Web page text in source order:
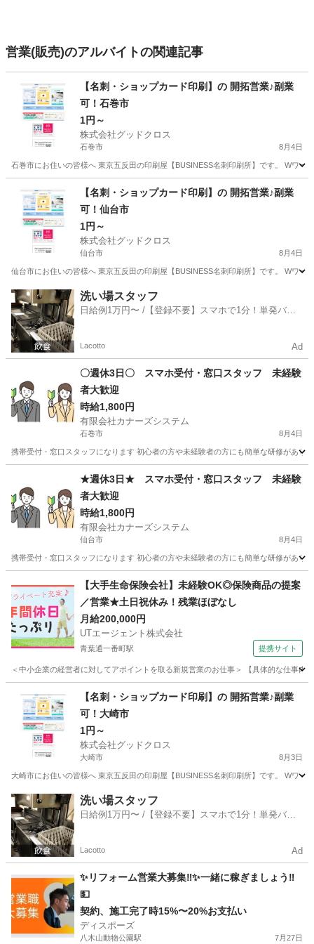
営業(販売)のアルバイトの関連記事
【名刺・ショップカード印刷】の 開拓営業♪副業
可！石巻市
1円～
株式会社グッドクロス
石巻市 8月4日
石巻市にお住いの皆様へ 東京五反田の印刷屋【BUSINESS名刺印刷所】です。 Wワ
営業
【名刺・ショップカード印刷】の 開拓営業♪副業
可！仙台市
1円～
株式会社グッドクロス
仙台市 8月4日
仙台市にお住いの皆様へ 東京五反田の印刷屋【BUSINESS名刺印刷所】です。 Wワ
宮城 仙台市 営業 スタッフ
洗い場スタッフ
日給例1万円〜 /【登録不要】スマホで1分！単発バイ
Lacotto Ad
〇週休3日〇 スマホ受付・窓口スタッフ 未経験
者大歓迎
時給1,800円
有限会社カナーズシステム
石巻市 8月4日
携帯受付・窓口スタッフになります 初心者の方や未経験者の方にも簡単な研修があ
携帯ショップ スタッフ
★週休3日★ スマホ受付・窓口スタッフ 未経験
者大歓迎
時給1,800円
有限会社カナーズシステム
仙台市 8月4日
携帯受付・窓口スタッフになります 初心者の方や未経験者の方にも簡単な研修があ
携帯ショップ スタッフ
【大手生命保険会社】未経験OK◎保険商品の提案
／営業★土日祝休み！残業ほぼなし
月給200,000円
UTエージェント株式会社
青葉通一番町駅 提携サイト
＜中小企業の経営者に対してアポイントを取る新規営業のお仕事＞ 【具体的な仕事
青葉通一番町駅 営業
【名刺・ショップカード印刷】の 開拓営業♪副業
可！大崎市
1円～
株式会社グッドクロス
大崎市 8月3日
大崎市にお住いの皆様へ 東京五反田の印刷屋【BUSINESS名刺印刷所】です。 Wワ
宮城 大崎市 営業 スタッフ
洗い場スタッフ
日給例1万円〜 /【登録不要】スマホで1分！単発バイ
Lacotto Ad
✨リフォーム営業大募集‼︎✨一緒に稼ぎましょう‼︎
💵
契約、施工完了時15%〜20%お支払い
ディスポーズ
八木山動物公園駅 7月27日